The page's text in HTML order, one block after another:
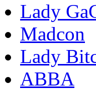
Lady
Madcon
Lady
ABBA